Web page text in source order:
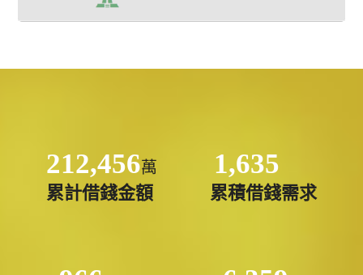
212,456萬
累計借錢金額
1,635
累積借錢需求